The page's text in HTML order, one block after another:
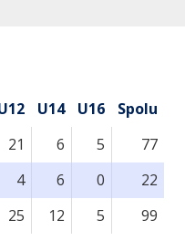
U14 U16
Spolu
21 6 5
77
4 6 0
22
25 12 5 99